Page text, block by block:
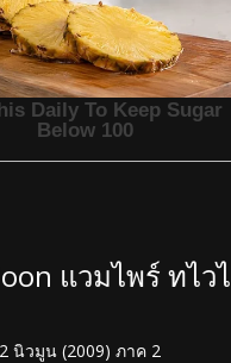
แวมไพร์ ทไว
นิวมูน (2009) ภาค 2